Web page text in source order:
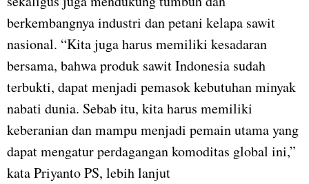
berkembangnya industri dan petani kelapa sawit
nasional. “Kita juga harus memiliki kesadaran
bersama, bahwa produk sawit Indonesia sudah
terbukti, dapat menjadi pemasok kebutuhan minyak
nabati dunia. Sebab itu, kita harus memiliki
keberanian dan mampu menjadi pemain utama yang
dapat mengatur perdagangan komoditas global ini,”
kata Priyanto PS, lebih lanjut